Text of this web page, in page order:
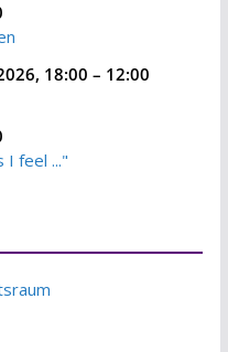
, 18:00 – 12:00
feel ..."